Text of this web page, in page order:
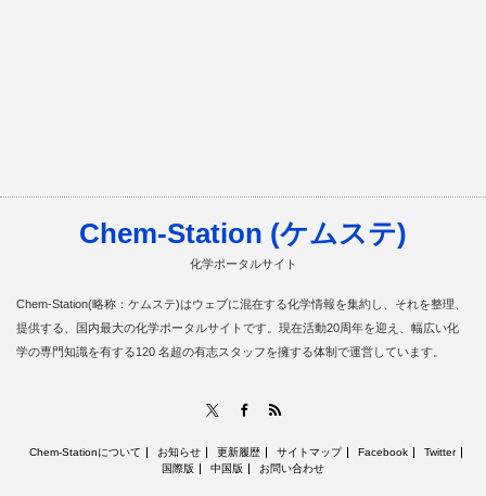
Chem-Station (ケムステ)
化学ポータルサイト
Chem-Station(略称：ケムステ)はウェブに混在する化学情報を集約し、それを整理、
提供する、国内最大の化学ポータルサイトです。現在活動20周年を迎え、幅広い化
学の専門知識を有する120 名超の有志スタッフを擁する体制で運営しています。
Facebook
Chem-Stationについて お知らせ 更新履歴 サイトマップ Facebook
Twitter
国際版
中国版 お問い合わせ